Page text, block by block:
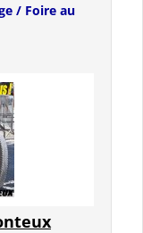
/ Foire au